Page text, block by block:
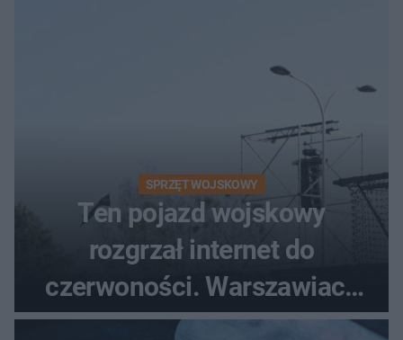
SPRZĘT WOJSKOWY
Ten pojazd wojskowy
rozgrzał internet do
czerwoności. Warszawiacy
pytali, czy to Mad Max!